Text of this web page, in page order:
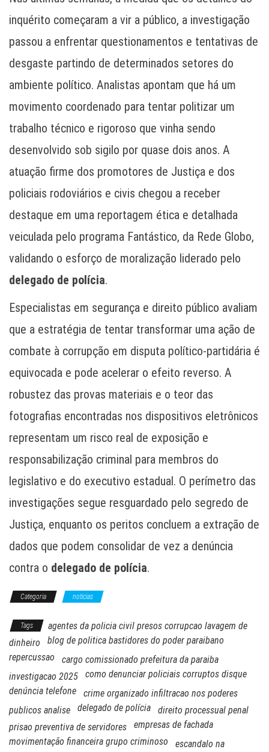
inquérito começaram a vir a público, a investigação
passou a enfrentar questionamentos e tentativas de
desgaste partindo de determinados setores do
ambiente político. Analistas apontam que há um
movimento coordenado para tentar politizar um
trabalho técnico e rigoroso que vinha sendo
desenvolvido sob sigilo por quase dois anos. A
atuação firme dos promotores de Justiça e dos
policiais rodoviários e civis chegou a receber
destaque em uma reportagem ética e detalhada
veiculada pelo programa Fantástico, da Rede Globo,
validando o esforço de moralização liderado pelo
delegado de polícia.
Especialistas em segurança e direito público avaliam
que a estratégia de tentar transformar uma ação de
combate à corrupção em disputa político-partidária é
equivocada e pode acelerar o efeito reverso. A
robustez das provas materiais e o teor das
fotografias encontradas nos dispositivos eletrônicos
representam um risco real de exposição e
responsabilização criminal para membros do
legislativo e do executivo estadual. O perímetro das
investigações segue resguardado pelo segredo de
Justiça, enquanto os peritos concluem a extração de
dados que podem consolidar de vez a denúncia
contra o delegado de polícia.
Categoria noticias
Tags
agentes da policia civil presos corrupcao lavagem de
dinheiro
blog de politica bastidores do poder paraibano
repercussao
cargo comissionado prefeitura da paraiba
investigacao 2025
como denunciar policiais corruptos disque
denúncia telefone
crime organizado infiltracao nos poderes
publicos analise
delegado de polícia
direito processual penal
prisao preventiva de servidores
empresas de fachada
movimentação financeira grupo criminoso
escandalo na